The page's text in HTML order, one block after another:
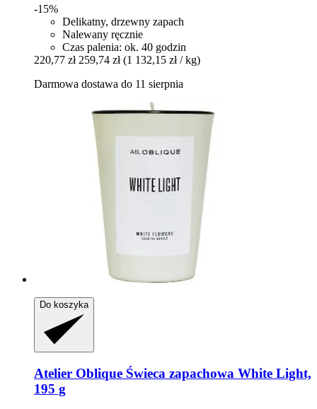
-15%
Delikatny, drzewny zapach
Nalewany ręcznie
Czas palenia: ok. 40 godzin
220,77 zł 259,74 zł (1 132,15 zł / kg)
Darmowa dostawa do 11 sierpnia
Do koszyka
Atelier Oblique Świeca zapachowa White Light,
195 g